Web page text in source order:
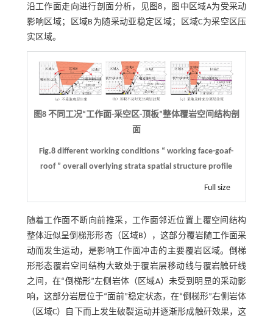
沿工作面走向进行剖面分析，见图8 ，图中区域A为受采动
影响区域；区域B为随采动亚稳定区域；区域C为采空区压
实区域。
图8 不同工况“工作面-采空区-顶板”整体覆岩空间结构剖
面
Fig.8 different working conditions “ working face-goaf-
roof ” overall overlying strata spatial structure profile
Full size
随着工作面不断向前推采，工作面邻近位置上覆空间结构
整体近似呈倒梯形形态（区域B），这部分覆岩随工作面采
动而发生运动，是影响工作面冲击的主要覆岩区域。倒梯
形形态覆岩空间结构大致处于覆岩层移动线与覆岩触矸线
之间，在“倒梯形”左侧岩体（区域A）未受到明显的采动影
响，这部分岩层位于“面前”稳定状态，在“倒梯形”右侧岩体
（区域C）自下而上发生破裂运动并逐渐形成触矸效果，这